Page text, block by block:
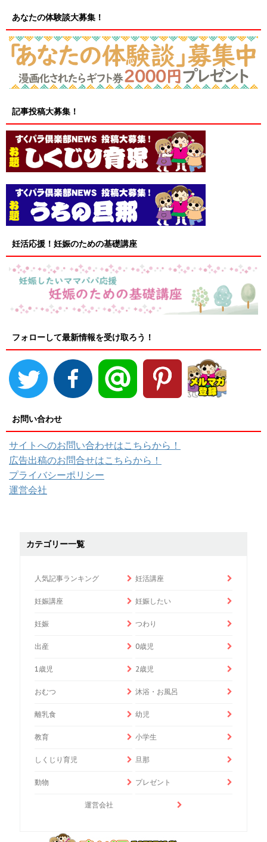
あなたの体験談大募集！
記事投稿大募集！
妊活応援！妊娠のための基礎講座
フォローして最新情報を受け取ろう！
お問い合わせ
サイトへのお問い合わせはこちらから！
広告出稿のお問合せはこちらから！
プライバシーポリシー
運営会社
カテゴリー一覧
人気記事ランキング 妊活講座
妊娠講座 妊娠したい
妊娠 つわり
出産 0歳児
1歳児 2歳児
おむつ 沐浴・お風呂
離乳食 幼児
教育 小学生
しくじり育児 旦那
動物 プレゼント
運営会社